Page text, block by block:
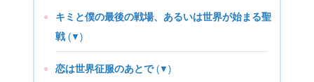
キミと僕の最後の戦場、あるいは世界が始まる聖
戦 (▼)
恋は世界征服のあとで (▼)